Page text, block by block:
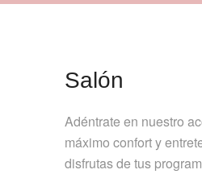
Salón
Adéntrate en nuestro
máximo confort y
disfrutas de tus